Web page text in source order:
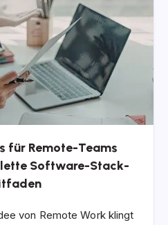
für Remote-Teams
Software-Stack-
von Remote Work klingt